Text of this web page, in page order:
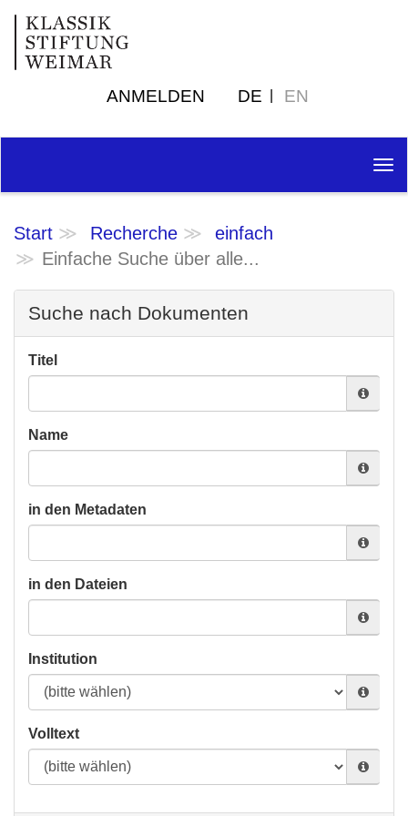
ANMELDEN DE EN
Start Recherche
einfach
Einfache Suche über alle...
Suche nach Dokumenten
Titel
Name
in den Metadaten
in den Dateien
Institution
Volltext